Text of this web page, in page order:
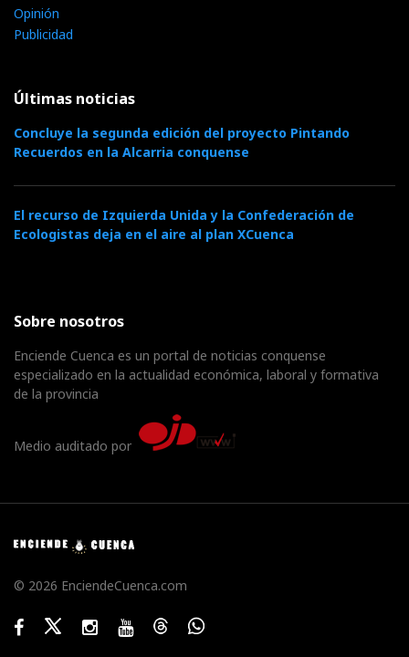
Opinión
Publicidad
Últimas noticias
Concluye la segunda edición del proyecto Pintando
Recuerdos en la Alcarria conquense
El recurso de Izquierda Unida y la Confederación de
Ecologistas deja en el aire al plan XCuenca
Sobre nosotros
Enciende Cuenca es un portal de noticias conquense
especializado en la actualidad económica, laboral y formativa
de la provincia
Medio auditado por
© 2026 EnciendeCuenca.com
FacebookTwitterInstagramYoutubeThreadsWhatsApp